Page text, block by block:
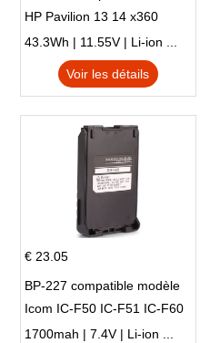
HP Pavilion 13 14 x360
L83388-AC1 L83388-421
HSTNN-LB8S M01118-421
M01144-005 13-BB 14-DV
43.3Wh | 11.55V | Li-ion ...
Voir les détails
€ 23.05
BP-227 compatible modèle
Icom IC-F50 IC-F51 IC-F60
IC-F61 IC-M87
1700mah | 7.4V | Li-ion ...